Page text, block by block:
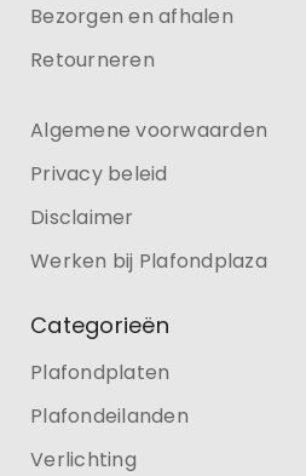
Bezorgen en afhalen
Retourneren
Algemene voorwaarden
Privacy beleid
Disclaimer
Werken bij Plafondplaza
Categorieën
Plafondplaten
Plafondeilanden
Verlichting